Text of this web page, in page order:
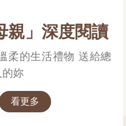
親」深度閱讀
柔的生活禮物 送給總
的妳
看更多